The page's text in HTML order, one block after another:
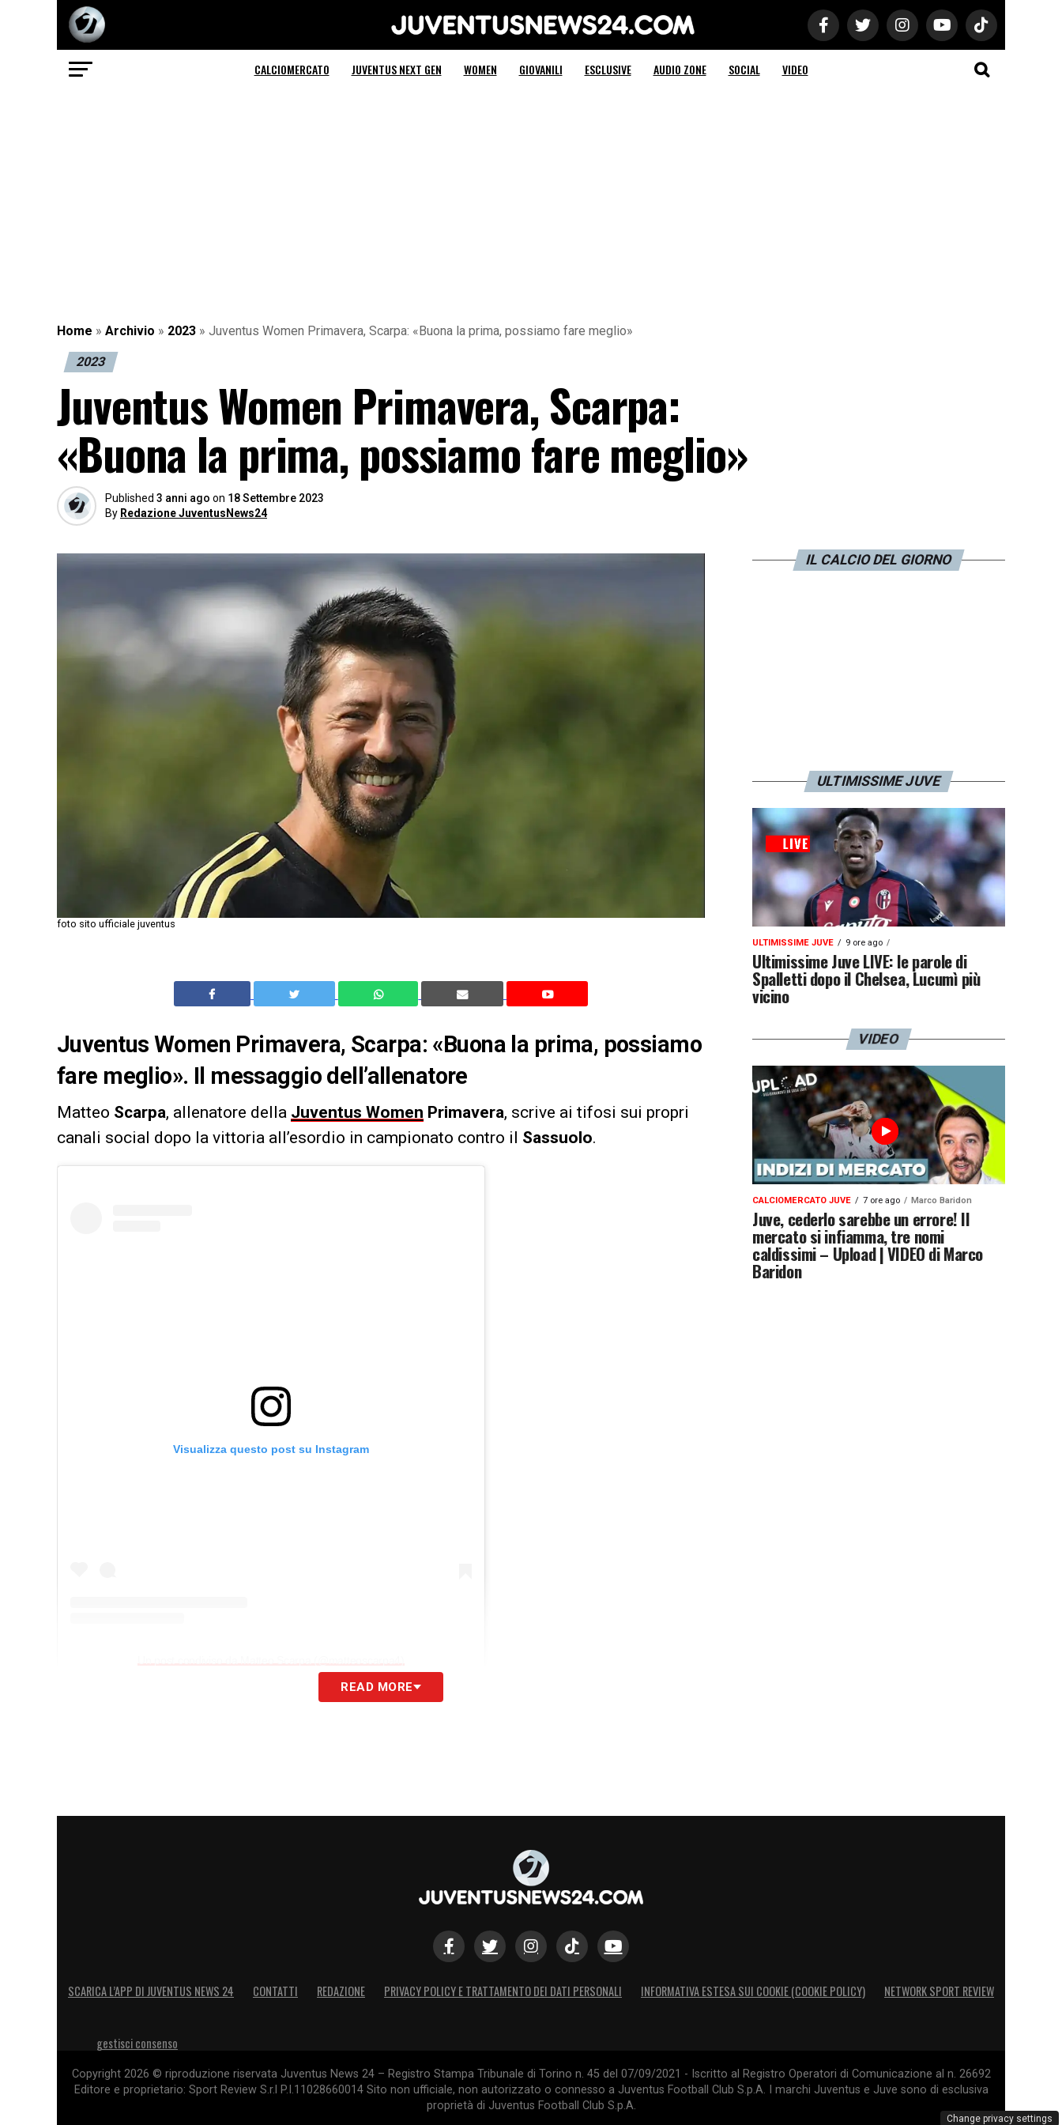
Juventus News 24
CALCIOMERCATO JUVENTUS NEXT GEN WOMEN GIOVANILI ESCLUSIVE AUDIO ZONE SOCIAL VIDEO
Home » Archivio » 2023 » Juventus Women Primavera, Scarpa: «Buona la prima, possiamo fare meglio»
2023
Juventus Women Primavera, Scarpa:
«Buona la prima, possiamo fare meglio»
Published 3 anni ago on 18 Settembre 2023
By Redazione JuventusNews24
foto sito ufficiale juventus
Juventus Women Primavera, Scarpa: «Buona la prima, possiamo
fare meglio». Il messaggio dell’allenatore
Matteo Scarpa, allenatore della Juventus Women Primavera, scrive ai tifosi sui propri
canali social dopo la vittoria all’esordio in campionato contro il Sassuolo.
Visualizza questo post su Instagram
READ MORE
IL CALCIO DEL GIORNO
ULTIMISSIME JUVE
ULTIMISSIME JUVE 9 ore ago
Ultimissime Juve LIVE: le parole di
Spalletti dopo il Chelsea, Lucumì più
vicino
VIDEO
CALCIOMERCATO JUVE 7 ore ago Marco Baridon
Juve, cederlo sarebbe un errore! Il
mercato si infiamma, tre nomi
caldissimi – Upload | VIDEO di Marco
Baridon
SCARICA L’APP DI JUVENTUS NEWS 24 CONTATTI REDAZIONE PRIVACY POLICY E TRATTAMENTO DEI DATI PERSONALI INFORMATIVA ESTESA SUI COOKIE (COOKIE POLICY) NETWORK SPORT REVIEW
gestisci consenso
Copyright 2026 © riproduzione riservata Juventus News 24 – Registro Stampa Tribunale di Torino n. 45 del 07/09/2021 - Iscritto al Registro Operatori di Comunicazione al n. 26692
Editore e proprietario: Sport Review S.r.l P.I.11028660014 Sito non ufficiale, non autorizzato o connesso a Juventus Football Club S.p.A. I marchi Juventus e Juve sono di esclusiva
proprietà di Juventus Football Club S.p.A.
Change privacy settings